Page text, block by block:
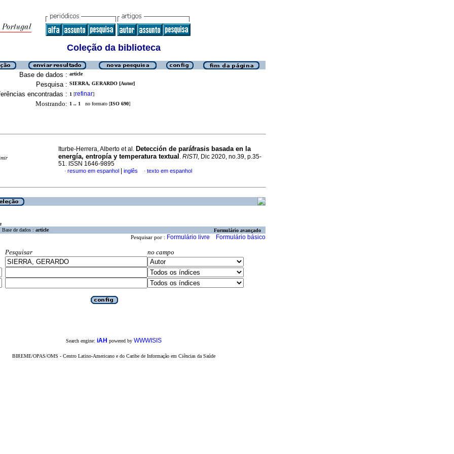
Coleção da biblioteca
Base de dados : article
Pesquisa : SIERRA, GERARDO [Autor]
encontradas : 1 [refinar]
Mostrando: 1 .. 1 no formato [ISO 690]
Iturbe-Herrera, Alberto et al. Detección de paráfrasis basada en la
energía, entropía y temperatura textual . RISTI, Dic 2020, no.39, p.35-
51. ISSN 1646-9895
· resumo em espanhol inglês · texto em espanhol
Base de dados : article Formulário avançado
Pesquisar por : Formulário livre Formulário básico
Pesquisar
no campo
Search engine: iAH powered by WWWISIS
BIREME/OPAS/OMS - Centro Latino-Americano e do Caribe de Informação em Ciências da Saúde